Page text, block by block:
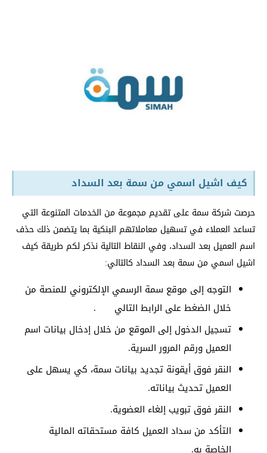
كيف اشيل اسمي من سمة بعد السداد
حرصت شركة سمة على تقديم مجموعة من الخدمات المتنوعة التي
تساعد العملاء في تسهيل معاملاتهم البنكية بما يتضمن ذلك حذف
اسم العميل بعد السداد، وفي النقاط التالية نذكر لكم طريقة كيف
اشيل اسمي من سمة بعد السداد كالتالي:
التوجه إلى موقع سمة الرسمي الإلكتروني للمنصة من
خلال الضغط على الرابط التالي
.
تسجيل الدخول إلى الموقع من خلال إدخال بيانات اسم
العميل ورقم المرور السرية.
النقر فوق أيقونة تجديد بيانات سمة، كي يسهل على
العميل تحديث بياناته.
النقر فوق تبويب إلغاء العضوية.
التأكد من سداد العميل كافة مستحقاته المالية
الخاصة به.